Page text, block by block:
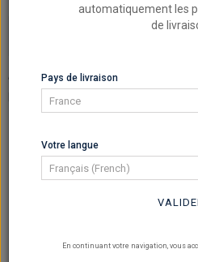
AUDI A4 4 RS4 B9
Es gibt 3 Artikel.
automatiquement les
de
Pays de livraison
Votre langue
En continuant votre navigation, vous